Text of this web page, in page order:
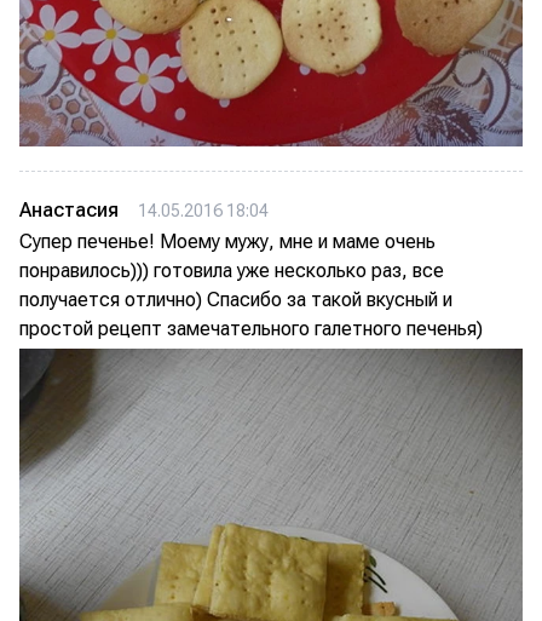
Анастасия 14.05.2016 18:04
Супер печенье! Моему мужу, мне и маме очень
понравилось))) готовила уже несколько раз, все
получается отлично) Спасибо за такой вкусный и
простой рецепт замечательного галетного печенья)